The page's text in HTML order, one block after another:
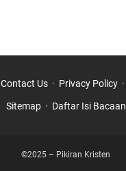
Contact Us Privacy Policy
Sitemap Daftar Isi Bacaan
©2025 – Pikiran Kristen